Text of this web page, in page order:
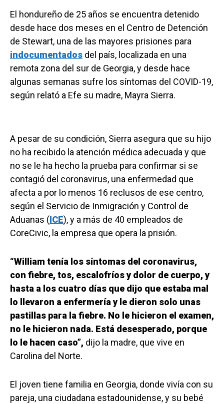
El hondureño de 25 años se encuentra detenido
desde hace dos meses en el Centro de Detención
de Stewart, una de las mayores prisiones para
indocumentados del país, localizada en una
remota zona del sur de Georgia, y desde hace
algunas semanas sufre los síntomas del COVID-19,
según relató a Efe su madre, Mayra Sierra.
A pesar de su condición, Sierra asegura que su hijo
no ha recibido la atención médica adecuada y que
no se le ha hecho la prueba para confirmar si se
contagió del coronavirus, una enfermedad que
afecta a por lo menos 16 reclusos de ese centro,
según el Servicio de Inmigración y Control de
Aduanas (ICE), y a más de 40 empleados de
CoreCivic, la empresa que opera la prisión.
“William tenía los síntomas del coronavirus,
con fiebre, tos, escalofríos y dolor de cuerpo, y
hasta a los cuatro días que dijo que estaba mal
lo llevaron a enfermería y le dieron solo unas
pastillas para la fiebre. No le hicieron el examen,
no le hicieron nada. Está desesperado, porque
lo le hacen caso”, dijo la madre, que vive en
Carolina del Norte.
El joven tiene familia en Georgia, donde vivía con su
pareja, una ciudadana estadounidense, y su bebé